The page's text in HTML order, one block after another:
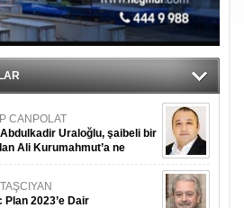
CANPOLAT
Abdulkadir Uraloğlu, şaibeli bir
Ali Kurumahmut’a ne
Plan 2023’e Dair